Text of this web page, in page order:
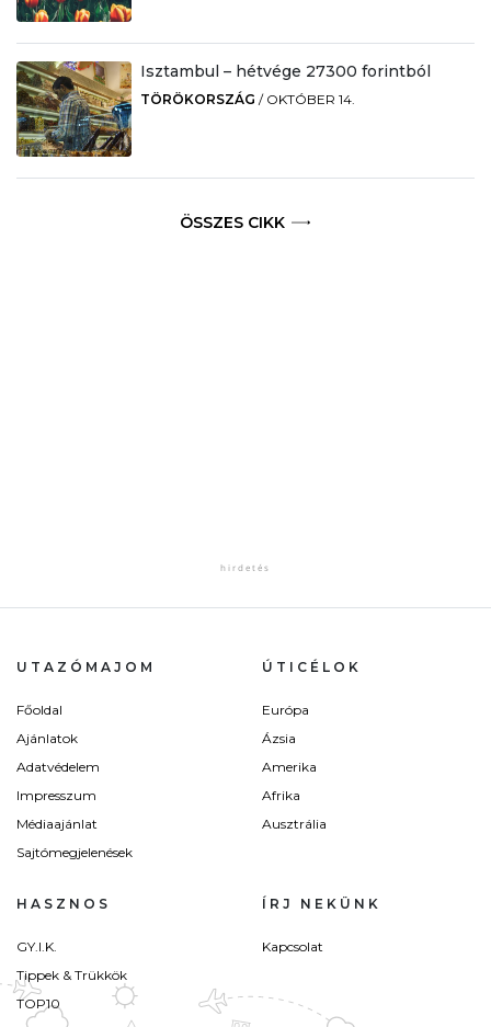
Isztambul – hétvége 27300 forintból
TÖRÖKORSZÁG / OKTÓBER 14.
ÖSSZES CIKK
UTAZÓMAJOM
Főoldal
Ajánlatok
Adatvédelem
Impresszum
Médiaajánlat
Sajtómegjelenések
ÚTICÉLOK
Európa
Ázsia
Amerika
Afrika
Ausztrália
HASZNOS
GY.I.K.
Tippek & Trükkök
TOP10
ÍRJ NEKÜNK
Kapcsolat